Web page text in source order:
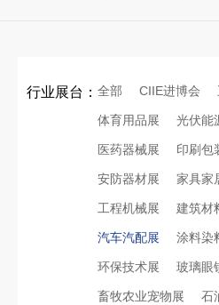
行业展台： 全部 CIIE进博会
体育用品展 光伏能
医药器械展 印刷包
安防器材展 家具家
工程机械展 建筑材
汽车汽配展 涂料染
环保技术展 玻璃眼
畜牧农业宠物展 石